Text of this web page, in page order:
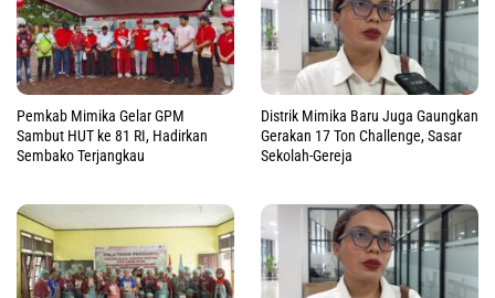
Pemkab Mimika Gelar GPM
Sambut HUT ke 81 RI, Hadirkan
Sembako Terjangkau
Distrik Mimika Baru Juga Gaungkan
Gerakan 17 Ton Challenge, Sasar
Sekolah-Gereja